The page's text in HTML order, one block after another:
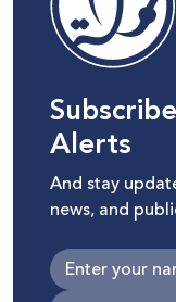
Alerts
And stay
news, and